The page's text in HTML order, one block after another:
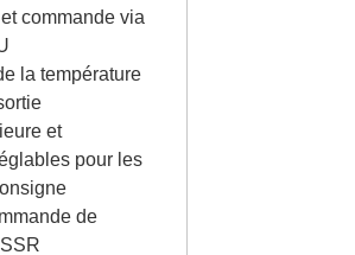
commande via
la température
et
pour les
de